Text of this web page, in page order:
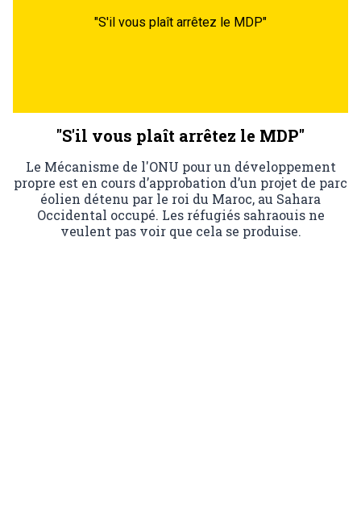
"S'il vous plaît arrêtez le MDP"
"S'il vous plaît arrêtez le MDP"
Le Mécanisme de l'ONU pour un développement
propre est en cours d’approbation d’un projet de parc
éolien détenu par le roi du Maroc, au Sahara
Occidental occupé. Les réfugiés sahraouis ne
veulent pas voir que cela se produise.